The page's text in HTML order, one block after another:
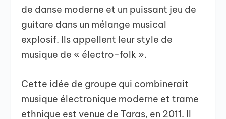
de danse moderne et un puissant jeu de
guitare dans un mélange musical
explosif. Ils appellent leur style de
musique de « électro-folk ».
Cette idée de groupe qui combinerait
musique électronique moderne et trame
ethnique est venue de Taras, en 2011. Il